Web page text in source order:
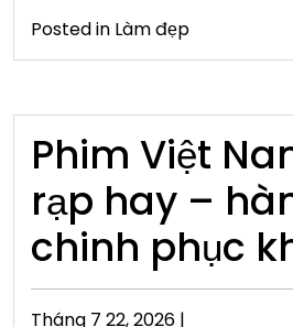
Posted in Làm đẹp
Phim Việt
rạp hay –
chinh phục
Posted
Tháng 7 22, 2026 |